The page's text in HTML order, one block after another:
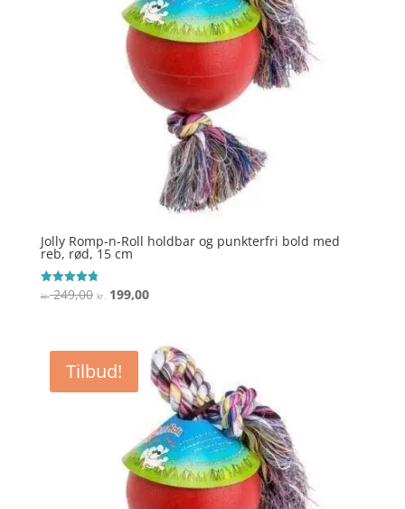
Jolly Romp-n-Roll holdbar og punkterfri bold med
reb, rød, 15 cm
Vurderet
4.8
kr.249,00 Den
var:
kr. 249,00.
kr.199,00Den
er:
kr. 199,00.
Tilbud!